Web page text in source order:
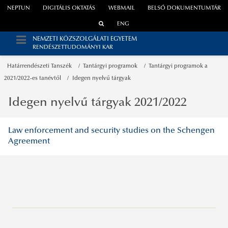
WEBMAIL
NEPTUN DIGITÁLIS OKTATÁS BELSŐ DOKUMENTUMTÁR
ENG
NEMZETI KÖZSZOLGÁLATI EGYETEM
RENDÉSZETTUDOMÁNYI KAR
Határrendészeti Tanszék Tantárgyi programok Tantárgyi programok a
2021/2022-es tanévtől Idegen nyelvű tárgyak
Idegen nyelvű tárgyak 2021/2022
Law enforcement and security studies on the Schengen
Agreement